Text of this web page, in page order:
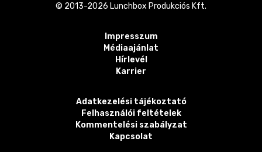
© 2013-2026 Lunchbox Produkciós Kft.
Impresszum
Médiaajánlat
Hírlevél
Karrier
Adatkezelési tájékoztató
Felhasználói feltételek
Kommentelési szabályzat
Kapcsolat